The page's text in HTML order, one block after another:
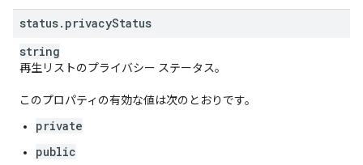
status. privacyStatus
string
再生リストのプライバシー ステータス。
このプロパティの有効な値は次のとおりです。
private
public